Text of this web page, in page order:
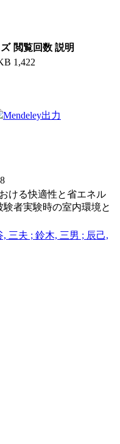
閲覧回数 説明
1,422
Mendeley出力
ける快適性と省エネル
者実験時の室内環境と
三夫 ; 鈴木, 三男 ; 辰己,